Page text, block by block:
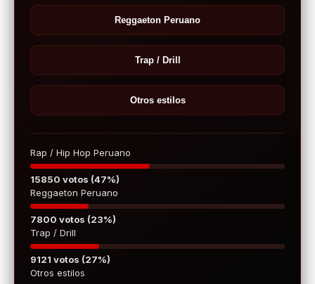
Reggaeton Peruano
Trap / Drill
Otros estilos
Rap / Hip Hop Peruano
15850 votos (47%)
Reggaeton Peruano
7800 votos (23%)
Trap / Drill
9121 votos (27%)
Otros estilos